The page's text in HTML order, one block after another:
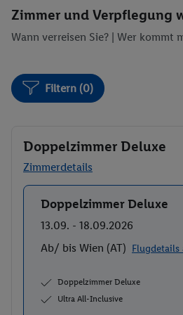
Zimmer und Verpflegung
Wann verreisen Sie? | Wer kommt
Filtern (0)
Doppelzimmer Deluxe
Zimmerdetails
Buchen
Doppelzimmer Deluxe
13.09. - 18.09.2026
Ab/ bis Wien (AT) Flugdetails
Doppelzimmer Deluxe
Ultra All-Inclusive